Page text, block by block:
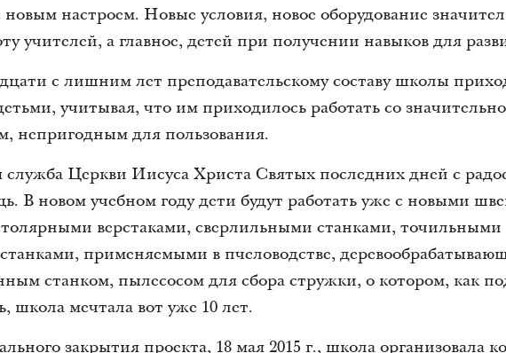
настроем. Новые условия, новое оборудование
учителей, а главное, детей при получении навыков для
с лишним лет преподавательскому составу школы
учитывая, что им приходилось работать со
непригодным для пользования.
служба Церкви Иисуса Христа Святых последних дней с
В новом учебном году дети будут работать уже с новыми
верстаками, сверлильными станками, точильными
применяемыми в пчеловодстве,
станком, пылесосом для сбора стружки, о котором, как
школа мечтала вот уже 10 лет.
закрытия проекта, 18 мая 2015 г., школа организовала